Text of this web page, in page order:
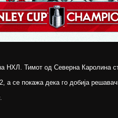
НХЛ. Тимот од Северна Каролина
а се покажа дека го добија